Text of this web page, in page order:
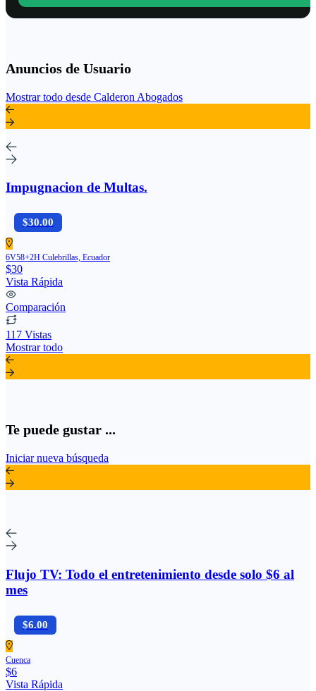
Anuncios de Usuario
Mostrar todo desde Calderon Abogados
Impugnacion de Multas.
$30.00
6V58+2H Culebrillas, Ecuador
$30
Vista Rápida
Comparación
117 Vistas
Mostrar todo
Te puede gustar ...
Iniciar nueva búsqueda
Flujo TV: Todo el entretenimiento desde solo $6 al
mes
$6.00
Cuenca
$6
Vista Rápida